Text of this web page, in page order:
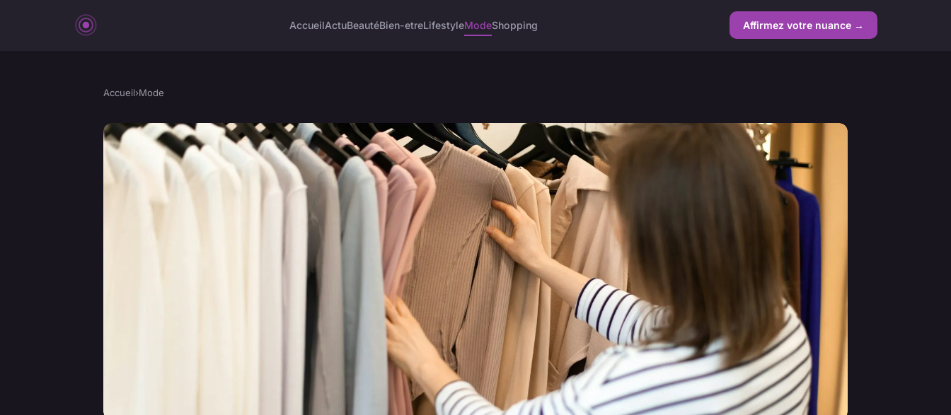
AccueilActuBeautéBien-etreLifestyleModeShopping Affirmez votre nuance →
Accueil›Mode